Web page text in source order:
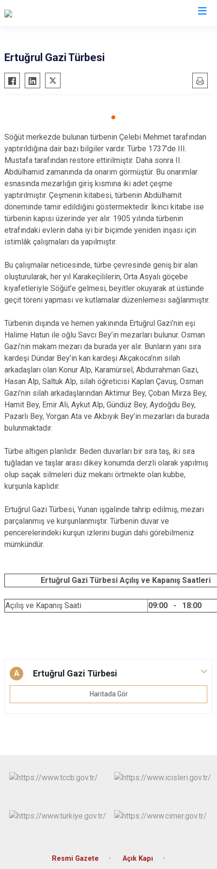
Bozüyük
Gölpazarı
Pazaryeri
Söğüt
Yenipazar
Ertuğrul Gazi Türbesi
Söğüt merkezde bulunan türbenin Çelebi Mehmet tarafından
yaptırıldığına dair bazı bilgiler vardır. Türbe 1737’de III.
Mustafa tarafından restore ettirilmiştir. Daha sonra II.
Abdülhamid zamanında da onarım görmüştür. Bu onarımlar
esnasında mezarlığın giriş kısmına iki adet çeşme
yaptırılmıştır. Çeşmenin kitabesi, türbenin Abdülhamit
döneminde tamir edildiğini göstermektedir. İkinci kitabe ise
türbenin kapısı üzerinde yer alır. 1905 yılında türbenin
etrafındaki evlerin daha iyi bir biçimde yeniden inşası için
istimlâk çalışmaları da yapılmıştır.
Bu çalışmalar neticesinde, türbe çevresinde geniş bir alan
oluşturularak, her yıl Karakeçililerin, Orta Asyalı göçebe
kıyafetleriyle Söğüt’e gelmesi, beyitler okuyarak at üstünde
geçit töreni yapması ve kutlamalar düzenlemesi sağlanmıştır.
Türbenin dışında ve hemen yakınında Ertuğrul Gazi’nin eşi
Halime Hatun ile oğlu Savcı Bey’in mezarları bulunur. Osman
Gazi’nin makam mezarı da burada yer alır. Bunların yanı sıra
kardeşi Dündar Bey’in kan kardeşi Akçakoca’nın silah
arkadaşları olan Konur Alp, Karamürsel, Abdurrahman Gazi,
Hasan Alp, Saltuk Alp, silah öğreticisi Kaplan Çavuş, Osman
Gazi’nin silah arkadaşlarından Aktimur Bey, Çoban Mirza Bey,
Hamit Bey, Emir Ali, Aykut Alp, Gündüz Bey, Aydoğdu Bey,
Pazarlı Bey, Yorgan Ata ve Akbıyık Bey’in mezarları da burada
bulunmaktadır.
Türbe altıgen planlıdır. Beden duvarları bir sıra taş, iki sıra
tuğladan ve taşlar arası dikey konumda derzli olarak yapılmış
olup saçak silmeleri düz mekanı örtmekte olan kubbe,
kurşunla kaplıdır.
Ertuğrul Gazi Türbesi, Yunan işgalinde tahrip edilmiş, mezarı
parçalanmış ve kurşunlanmıştır. Türbenin duvar ve
pencerelerindeki kurşun izlerini bugün dahi görebilmeniz
mümkündür.
Ertuğrul Gazi Türbesi Açılış ve Kapanış Saatleri
Açılış ve Kapanış Saati 09:00 - 18:00
A Ertuğrul Gazi Türbesi
Haritada Gör
Resmi Gazete Açık Kapı